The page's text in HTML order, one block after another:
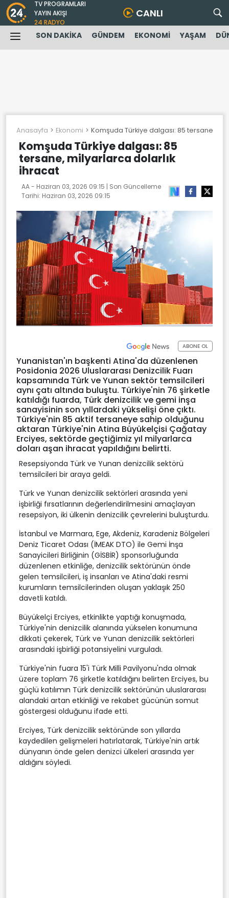
TV PROGRAMLARI
YAYIN AKIŞI
24 RADYO
CANLI
SON DAKİKA GÜNDEM EKONOMİ YAŞAM
Anasayfa Ekonomi Komşuda Türkiye dalgası: 85 tersane,
Komşuda Türkiye dalgası: 85
tersane, milyarlarca dolarlık
ihracat
AA - Haziran 03, 2026 09:15 | Son Güncelleme
Tarihi: Haziran 03, 2026 09:15
ABONE OL
Yunanistan'ın başkenti Atina'da düzenlenen
Posidonia 2026 Uluslararası Denizcilik Fuarı
kapsamında Türk ve Yunan sektör temsilcileri
aynı çatı altında buluştu. Türkiye'nin 76 şirketle
katıldığı fuarda, Türk denizcilik ve gemi inşa
sanayisinin son yıllardaki yükselişi öne çıktı.
Türkiye'nin 85 aktif tersaneye sahip olduğunu
aktaran Türkiye'nin Atina Büyükelçisi Çağatay
Erciyes, sektörde geçtiğimiz yıl milyarlarca
doları aşan ihracat yapıldığını belirtti.
Resepsiyonda Türk ve Yunan denizcilik sektörü
temsilcileri bir araya geldi.
Türk ve Yunan denizcilik sektörleri arasında yeni
işbirliği fırsatlarının değerlendirilmesini amaçlayan
resepsiyon, iki ülkenin denizcilik çevrelerini buluşturdu.
İstanbul ve Marmara, Ege, Akdeniz, Karadeniz Bölgeleri
Deniz Ticaret Odası (İMEAK DTO) ile Gemi İnşa
Sanayicileri Birliğinin (GİSBİR) sponsorluğunda
düzenlenen etkinliğe, denizcilik sektörünün önde
gelen temsilcileri, iş insanları ve Atina'daki resmi
kurumların temsilcilerinden oluşan yaklaşık 250
davetli katıldı.
Büyükelçi Erciyes, etkinlikte yaptığı konuşmada,
Türkiye'nin denizcilik alanında yükselen konumuna
dikkati çekerek, Türk ve Yunan denizcilik sektörleri
arasındaki işbirliği potansiyelini vurguladı.
Türkiye'nin fuara 15'i Türk Milli Pavilyonu'nda olmak
üzere toplam 76 şirketle katıldığını belirten Erciyes, bu
güçlü katılımın Türk denizcilik sektörünün uluslararası
alandaki artan etkinliği ve rekabet gücünün somut
göstergesi olduğunu ifade etti.
Erciyes, Türk denizcilik sektöründe son yıllarda
kaydedilen gelişmeleri hatırlatarak, Türkiye'nin artık
dünyanın önde gelen denizci ülkeleri arasında yer
aldığını söyledi.